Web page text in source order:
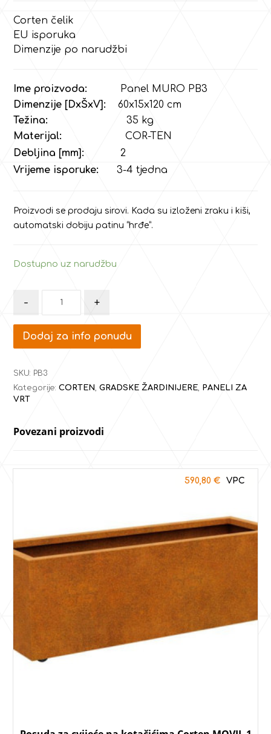
Corten čelik
EU isporuka
Dimenzije po narudžbi
Ime proizvoda:
Panel MURO PB3
Dimenzije [DxŠxV]: 60x15x120 cm
Težina:
35 kg
Materijal:
COR-TEN
Debljina [mm]:
2
Vrijeme isporuke:
3-4 tjedna
Proizvodi se prodaju sirovi. Kada su izloženi zraku i kiši,
automatski dobiju patinu “hrđe”.
Dostupno uz narudžbu
- +
Dodaj za info ponudu
SKU: PB3
Kategorije:CORTEN ,GRADSKE ŽARDINIJERE
PANELI ZA
VRT
Povezani proizvodi
590,80 €